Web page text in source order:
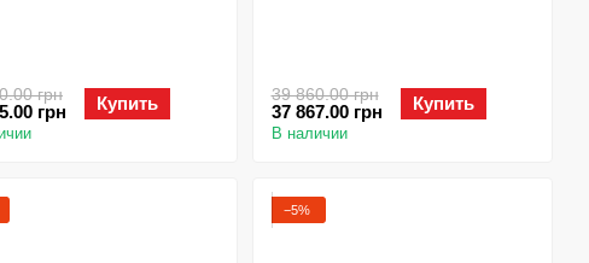
грн
грн Купить 39 860.00 грн
37 867.00 грн Купить
В наличии
−5%